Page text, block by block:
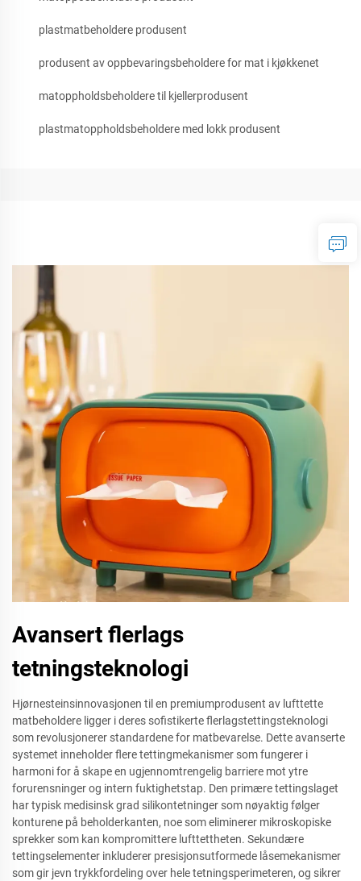
plastmatbeholdere produsent
produsent av oppbevaringsbeholdere for mat i kjøkkenet
matoppholdsbeholdere til kjellerprodusent
plastmatoppholdsbeholdere med lokk produsent
Avansert flerlags
tetningsteknologi
Hjørnesteinsinnovasjonen til en premiumprodusent av lufttette
matbeholdere ligger i deres sofistikerte flerlagstettingsteknologi
som revolusjonerer standardene for matbevarelse. Dette avanserte
systemet inneholder flere tettingmekanismer som fungerer i
harmoni for å skape en ugjennomtrengelig barriere mot ytre
forurensninger og intern fuktighetstap. Den primære tettingslaget
har typisk medisinsk grad silikontetninger som nøyaktig følger
konturene på beholderkanten, noe som eliminerer mikroskopiske
sprekker som kan kompromittere lufttettheten. Sekundære
tettingselementer inkluderer presisjonsutformede låsemekanismer
som gir jevn trykkfordeling over hele tetningsperimeteren, og sikrer